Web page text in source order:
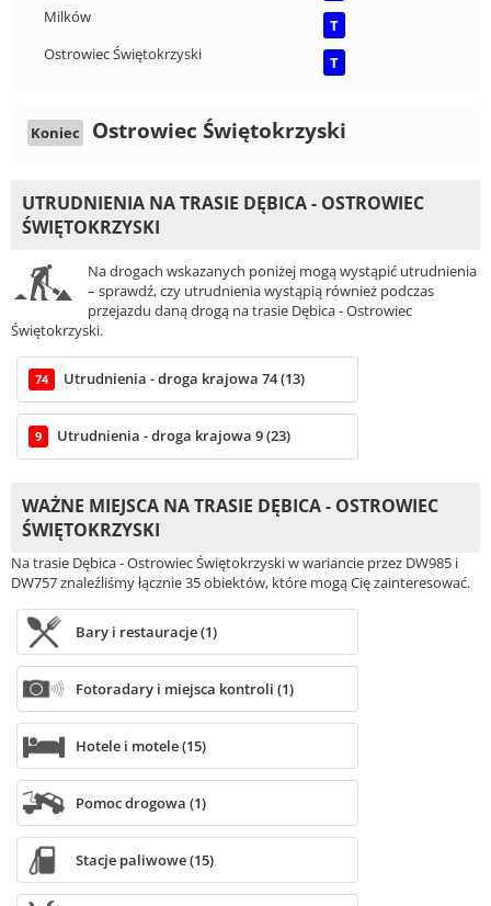
Milków
T
Ostrowiec Świętokrzyski
T
Koniec Ostrowiec Świętokrzyski
UTRUDNIENIA NA TRASIE DĘBICA - OSTROWIEC
ŚWIĘTOKRZYSKI
Na drogach wskazanych poniżej mogą wystąpić utrudnienia
– sprawdź, czy utrudnienia wystąpią również podczas
przejazdu daną drogą na trasie Dębica - Ostrowiec
Świętokrzyski.
74 Utrudnienia - droga krajowa 74 (13)
9 Utrudnienia - droga krajowa 9 (23)
WAŻNE MIEJSCA NA TRASIE DĘBICA - OSTROWIEC
ŚWIĘTOKRZYSKI
Na trasie Dębica - Ostrowiec Świętokrzyski w wariancie przez DW985 i
DW757 znaleźliśmy łącznie 35 obiektów, które mogą Cię zainteresować.
Bary i restauracje (1)
Fotoradary i miejsca kontroli (1)
Hotele i motele (15)
Pomoc drogowa (1)
Stacje paliwowe (15)